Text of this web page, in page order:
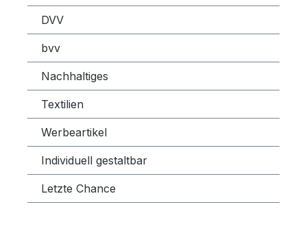
DVV
bvv
Nachhaltiges
Textilien
Werbeartikel
Individuell gestaltbar
Letzte Chance